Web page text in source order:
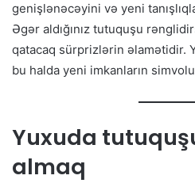
genişlənəcəyini və yeni
Əgər aldığınız tutuquşu
qatacaq sürprizlərin əlamətidir.
bu halda yeni imkanların
Yuxuda
almaq